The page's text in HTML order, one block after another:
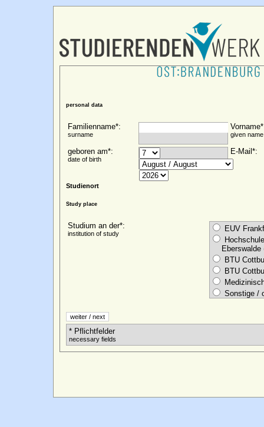
personal data
Familienname*:
surname given name
geboren am*:
date of birth
E-Mail*:
Studienort
Study place
Studium an der*:
institution of study
EUV
Eberswalde
BTU
BTU
Sonstige /
* Pflichtfelder
necessary fields